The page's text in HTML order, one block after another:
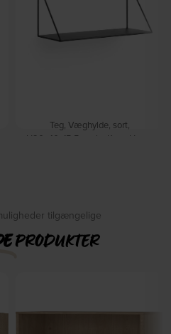
Teg, Væghylde, sort,
H20x40x15,5 cm by Kave Home
tilgængelige
PRODUKTER